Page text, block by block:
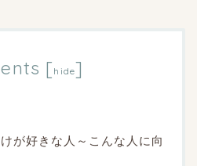
[ hide]
が好きな人～こんな人に向